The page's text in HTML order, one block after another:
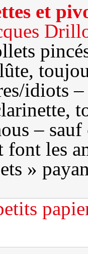
et
idiots
–
font les
»